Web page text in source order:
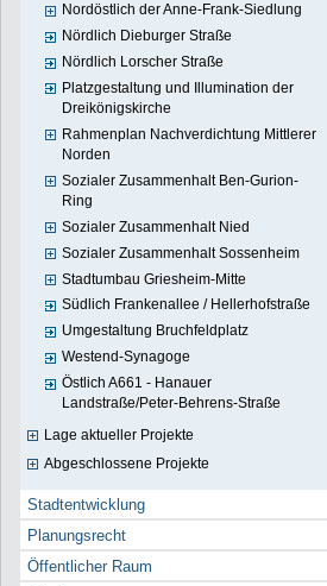
Nordöstlich der Anne-Frank-Siedlung
Nördlich Dieburger Straße
Nördlich Lorscher Straße
Platzgestaltung und Illumination der
Dreikönigskirche
Rahmenplan Nachverdichtung Mittlerer
Norden
Sozialer Zusammenhalt Ben-Gurion-
Ring
Sozialer Zusammenhalt Nied
Sozialer Zusammenhalt Sossenheim
Stadtumbau Griesheim-Mitte
Südlich Frankenallee / Hellerhofstraße
Umgestaltung Bruchfeldplatz
Westend-Synagoge
Östlich A661 - Hanauer
Landstraße/Peter-Behrens-Straße
Lage aktueller Projekte
Abgeschlossene Projekte
Stadtentwicklung
Planungsrecht
Öffentlicher Raum